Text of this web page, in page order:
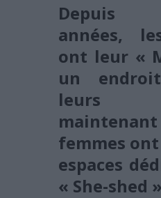
Depuis
années,
ont leur «
un
leurs
femmes
espaces
« She-shed »